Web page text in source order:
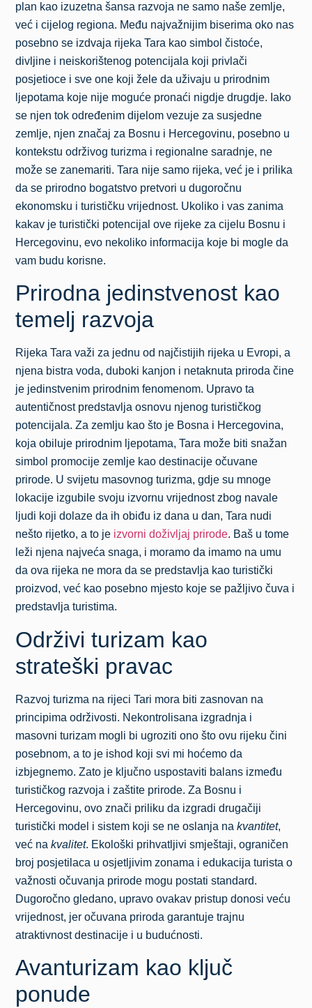
plan kao izuzetna šansa razvoja ne samo naše zemlje,
već i cijelog regiona. Među najvažnijim biserima oko nas
posebno se izdvaja rijeka Tara kao simbol čistoće,
divljine i neiskorištenog potencijala koji privlači
posjetioce i sve one koji žele da uživaju u prirodnim
ljepotama koje nije moguće pronaći nigdje drugdje. Iako
se njen tok određenim dijelom vezuje za susjedne
zemlje, njen značaj za Bosnu i Hercegovinu, posebno u
kontekstu održivog turizma i regionalne saradnje, ne
može se zanemariti. Tara nije samo rijeka, već je i prilika
da se prirodno bogatstvo pretvori u dugoročnu
ekonomsku i turističku vrijednost. Ukoliko i vas zanima
kakav je turistički potencijal ove rijeke za cijelu Bosnu i
Hercegovinu, evo nekoliko informacija koje bi mogle da
vam budu korisne.
Prirodna jedinstvenost kao
temelj razvoja
Rijeka Tara važi za jednu od najčistijih rijeka u Evropi, a
njena bistra voda, duboki kanjon i netaknuta priroda čine
je jedinstvenim prirodnim fenomenom. Upravo ta
autentičnost predstavlja osnovu njenog turističkog
potencijala. Za zemlju kao što je Bosna i Hercegovina,
koja obiluje prirodnim ljepotama, Tara može biti snažan
simbol promocije zemlje kao destinacije očuvane
prirode. U svijetu masovnog turizma, gdje su mnoge
lokacije izgubile svoju izvornu vrijednost zbog navale
ljudi koji dolaze da ih obiđu iz dana u dan, Tara nudi
nešto rijetko, a to je izvorni doživljaj prirode. Baš u tome
leži njena najveća snaga, i moramo da imamo na umu
da ova rijeka ne mora da se predstavlja kao turistički
proizvod, već kao posebno mjesto koje se pažljivo čuva i
predstavlja turistima.
Održivi turizam kao
strateški pravac
Razvoj turizma na rijeci Tari mora biti zasnovan na
principima održivosti. Nekontrolisana izgradnja i
masovni turizam mogli bi ugroziti ono što ovu rijeku čini
posebnom, a to je ishod koji svi mi hoćemo da
izbjegnemo. Zato je ključno uspostaviti balans između
turističkog razvoja i zaštite prirode. Za Bosnu i
Hercegovinu, ovo znači priliku da izgradi drugačiji
turistički model i sistem koji se ne oslanja nakvantitet,
već nakvalitet. Ekološki prihvatljivi smještaji, ograničen
broj posjetilaca u osjetljivim zonama i edukacija turista o
važnosti očuvanja prirode mogu postati standard.
Dugoročno gledano, upravo ovakav pristup donosi veću
vrijednost, jer očuvana priroda garantuje trajnu
atraktivnost destinacije i u budućnosti.
Avanturizam kao ključ
ponude